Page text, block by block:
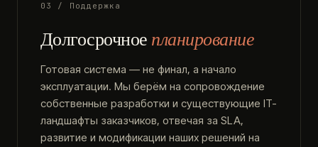
03 / Поддержка
Долгосрочное планирование
Готовая система — не финал, а начало
эксплуатации. Мы берём на сопровождение
собственные разработки и существующие IT-
ландшафты заказчиков, отвечая за SLA,
развитие и модификации наших решений на